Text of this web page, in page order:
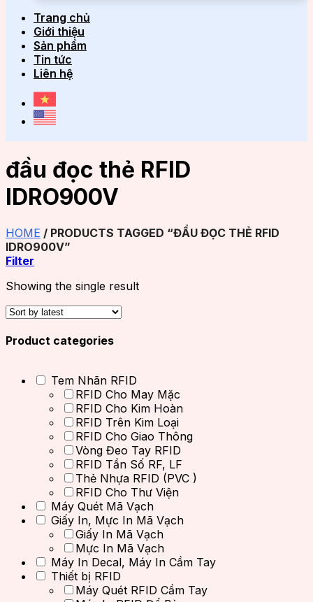
Trang chủ
Giới thiệu
Sản phẩm
Tin tức
Liên hệ
đầu đọc thẻ RFID
IDRO900V
HOME / PRODUCTS TAGGED “ĐẦU ĐỌC THẺ RFID
IDRO900V”
Filter
Showing the single result
Product categories
Tem Nhãn RFID
RFID Cho May Mặc
RFID Cho Kim Hoàn
RFID Trên Kim Loại
RFID Cho Giao Thông
Vòng Đeo Tay RFID
RFID Tần Số RF, LF
Thẻ Nhựa RFID (PVC )
RFID Cho Thư Viện
Máy Quét Mã Vạch
Giấy In, Mực In Mã Vạch
Giấy In Mã Vạch
Mực In Mã Vạch
Máy In Decal, Máy In Cầm Tay
Thiết bị RFID
Máy Quét RFID Cầm Tay